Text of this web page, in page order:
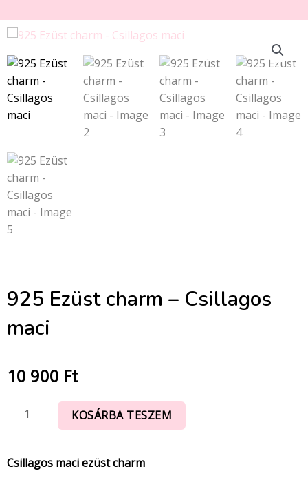
925 Ezüst charm – Csillagos
maci
10 900 Ft
KOSÁRBA TESZEM
Csillagos maci ezüst charm